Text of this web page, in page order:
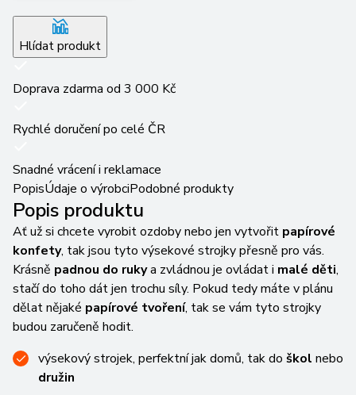
Hlídat produkt
Doprava zdarma od 3 000 Kč
Rychlé doručení po celé ČR
Snadné vrácení i reklamace
PopisÚdaje o výrobciPodobné produkty
Popis produktu
Ať už si chcete vyrobit ozdoby nebo jen vytvořit papírové
konfety, tak jsou tyto výsekové strojky přesně pro vás.
Krásně padnou do rukya zvládnou je ovládat i malé děti,
stačí do toho dát jen trochu síly. Pokud tedy máte v plánu
dělat nějaké papírové tvoření, tak se vám tyto strojky
budou zaručeně hodit.
výsekový strojek, perfektní jak domů, tak do škol nebo
družin